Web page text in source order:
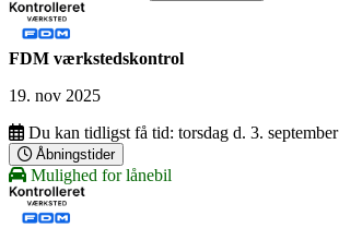
FDM værkstedskontrol
19. nov 2025
Du kan tidligst få tid: torsdag d. 3. september
Åbningstider
Mulighed for lånebil